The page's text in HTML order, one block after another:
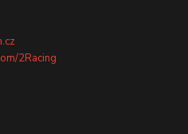
2Racing